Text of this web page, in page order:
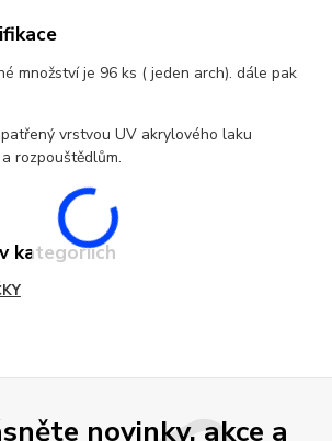
množství je 96 ks ( jeden arch). dále pak
vrstvou UV akrylového laku
rozpouštědlům.
kategoriích
novinky, akce a